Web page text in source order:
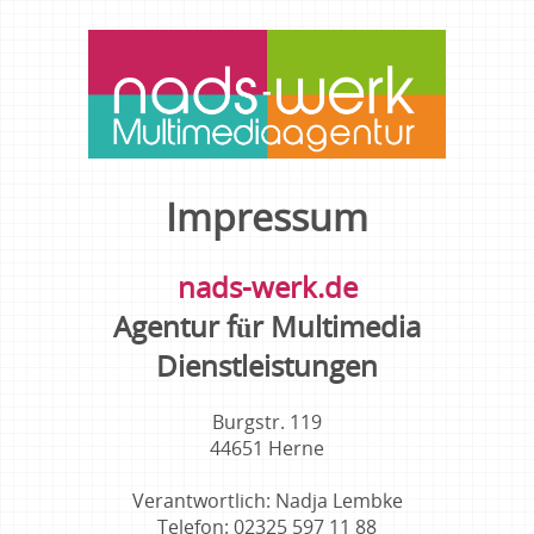
Impressum
nads-werk.de
Agentur für Multimedia
Dienstleistungen
Burgstr. 119
44651 Herne
Verantwortlich: Nadja Lembke
Telefon: 02325 597 11 88